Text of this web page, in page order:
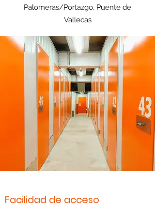
Palomeras/Portazgo, Puente de
Vallecas
Facilidad de acceso